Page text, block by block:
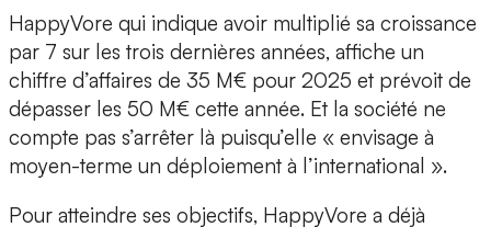
HappyVore qui indique avoir multiplié sa croissance
par 7 sur les trois dernières années, affiche un
chiffre d’affaires de 35 M€ pour 2025 et prévoit de
dépasser les 50 M€ cette année. Et la société ne
compte pas s’arrêter là puisqu’elle « envisage à
moyen-terme un déploiement à l’international ».
Pour atteindre ses objectifs, HappyVore a déjà